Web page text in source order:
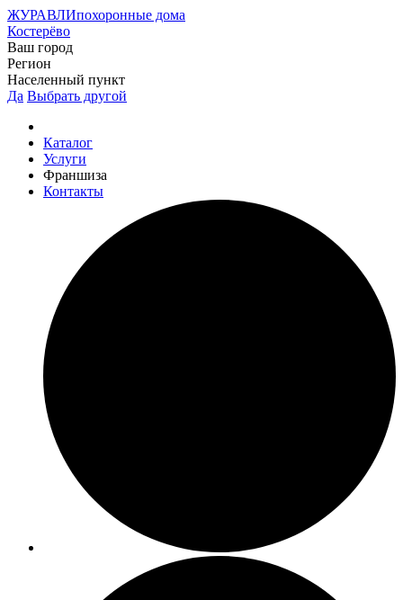
ЖУРАВЛИпохоронные дома
Костерёво
Ваш город
Регион
Населенный пункт
Да Выбрать другой
Каталог
Услуги
Франшиза
Контакты